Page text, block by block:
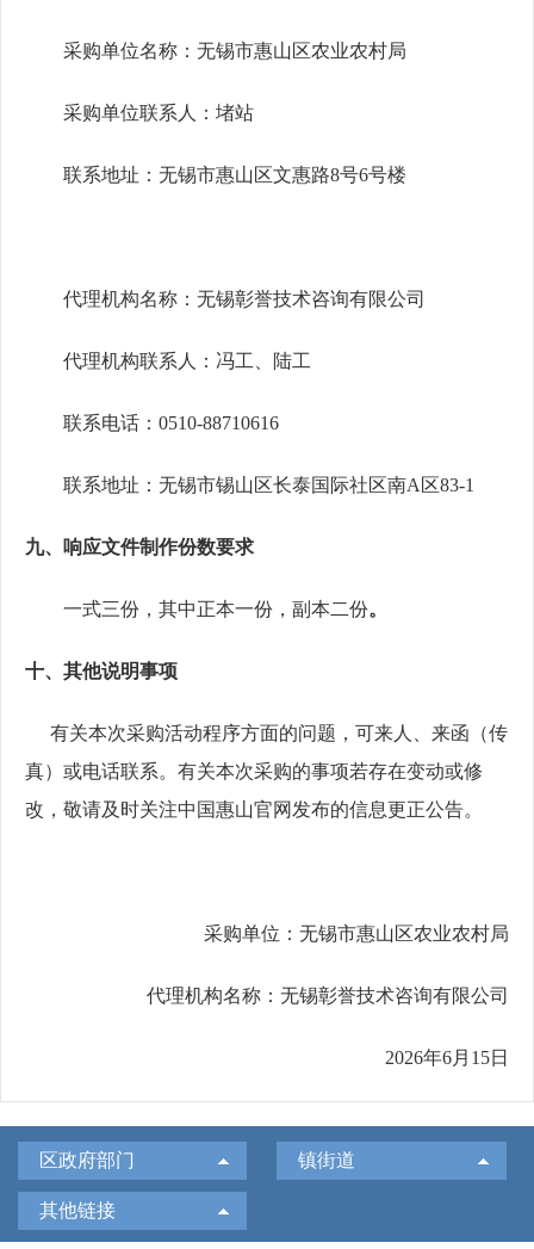
采购单位名称： 无锡市惠山区农业农村局
采购单位联系人： 堵站
联系地址：无锡市惠山区文惠路8号6号楼
代理机构名称： 无锡彰誉技术咨询有限公司
代理机构联系人： 冯工、陆工
联系电话： 0510-88710616
联系地址： 无锡市锡山区长泰国际社区南A 区83-1
九、 响应文件制作份数要求
一式三份，其中正本一份，副本二份。
十、其他说明事项
有关本次采购活动程序方面的问题 ，可来人、来函（传
真）或电话联系。 有关本次采购的事项若存在变动或修
改，敬请及时关注中国惠山官网 发布的信息更正公告。
采购单位： 无锡市惠山区农业农村局
代理机构名称：无锡彰誉技术咨询有限公司
2026年6月15日
区政府部门 镇街道
其他链接